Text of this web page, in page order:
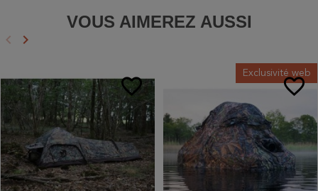
VOUS AIMEREZ AUSSI
Précédent
keyboard_arrow_left Suivant
keyboard_arrow_right
favorite_border favorite_border
Exclusivité web